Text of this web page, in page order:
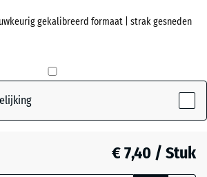
gekalibreerd formaat | strak gesneden
€ 7,40 / Stuk